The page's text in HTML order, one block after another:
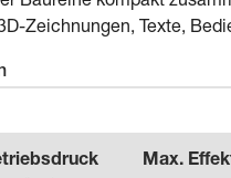
Zeichnungen, Texte,
Max.